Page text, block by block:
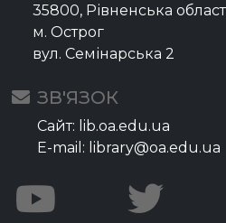
35800, Рівненська
м. Острог
вул. Семінарська 2
ЗВ'ЯЗОК
Сайт: lib.oa.edu.ua
E-mail: library@oa.edu.ua